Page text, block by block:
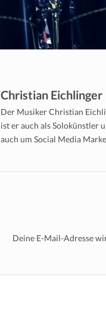
Christian Eichlinger
Der Musiker Christian
ist er auch als Solokünstler
auch um Social Media
Deine E-Mail-Adresse